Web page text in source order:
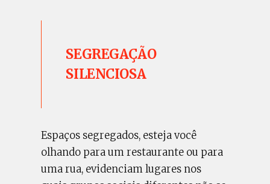
SEGREGAÇÃO
SILENCIOSA
Espaços segregados, esteja você
olhando para um restaurante ou para
uma rua, evidenciam lugares nos